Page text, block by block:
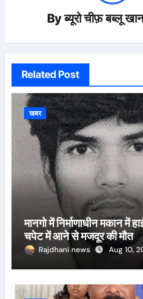
Byब्यूरो चीफ़ बब्लू
Related Post
खबर
मानगो में निर्माणाधीन मकान में
चपेट में आने से मजदूर की मौत
Rajdhani news Aug 10,